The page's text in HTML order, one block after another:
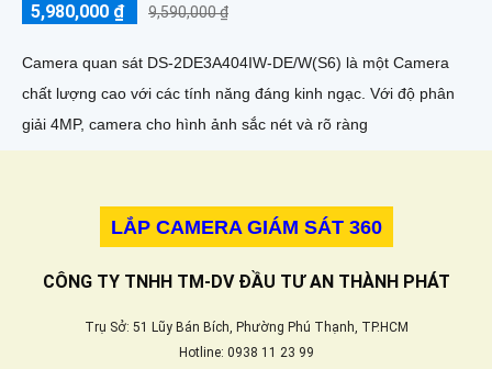
5,980,000 ₫ 9,590,000 ₫
Camera quan sát DS-2DE3A404IW-DE/W(S6) là một Camera
chất lượng cao với các tính năng đáng kinh ngạc. Với độ phân
giải 4MP, camera cho hình ảnh sắc nét và rõ ràng
LẮP CAMERA GIÁM SÁT 360
CÔNG TY TNHH TM-DV ĐẦU TƯ AN THÀNH PHÁT
Trụ Sở: 51 Lũy Bán Bích, Phường Phú Thạnh, TP.HCM
Hotline: 0938 11 23 99